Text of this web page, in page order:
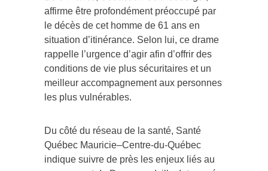
affirme être profondément préoccupé par
le décès de cet homme de 61 ans en
situation d’itinérance. Selon lui, ce drame
rappelle l’urgence d’agir afin d’offrir des
conditions de vie plus sécuritaires et un
meilleur accompagnement aux personnes
les plus vulnérables.
Du côté du réseau de la santé, Santé
Québec Mauricie–Centre-du-Québec
indique suivre de près les enjeux liés au